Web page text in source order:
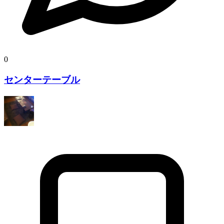
0
センターテーブル